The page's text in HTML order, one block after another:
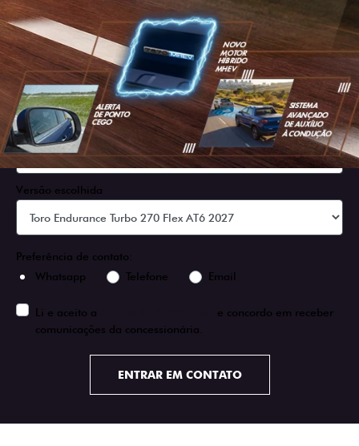
Versão escolhida
Preferência de contato:
Whatsapp
Telefone Email
Li e aceito a
e concordo em receber
comunicações da concessionária.
ENTRAR EM CONTATO